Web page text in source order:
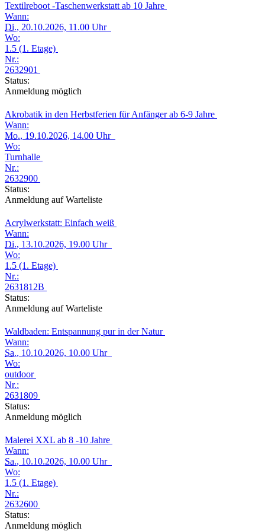
Textilreboot -Taschenwerkstatt ab 10 Jahre
Wann:
Di., 20.10.2026, 11.00 Uhr
Wo:
1.5 (1. Etage)
Nr.:
2632901
Status:
Anmeldung möglich
Akrobatik in den Herbstferien für Anfänger ab 6-9 Jahre
Wann:
Mo., 19.10.2026, 14.00 Uhr
Wo:
Turnhalle
Nr.:
2632900
Status:
Anmeldung auf Warteliste
Acrylwerkstatt: Einfach weiß
Wann:
Di., 13.10.2026, 19.00 Uhr
Wo:
1.5 (1. Etage)
Nr.:
2631812B
Status:
Anmeldung auf Warteliste
Waldbaden: Entspannung pur in der Natur
Wann:
Sa., 10.10.2026, 10.00 Uhr
Wo:
outdoor
Nr.:
2631809
Status:
Anmeldung möglich
Malerei XXL ab 8 -10 Jahre
Wann:
Sa., 10.10.2026, 10.00 Uhr
Wo:
1.5 (1. Etage)
Nr.:
2632600
Status:
Anmeldung möglich